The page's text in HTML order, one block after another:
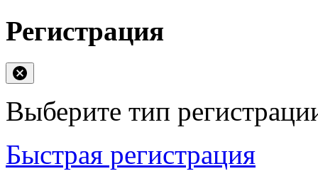
Регистрация
Выберите тип
Быстрая регистрация